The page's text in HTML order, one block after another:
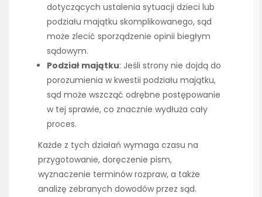
dotyczących ustalenia sytuacji dzieci lub
podziału majątku skomplikowanego, sąd
może zlecić sporządzenie opinii biegłym
sądowym.
Podział majątku: Jeśli strony nie dojdą do
porozumienia w kwestii podziału majątku,
sąd może wszcząć odrębne postępowanie
w tej sprawie, co znacznie wydłuża cały
proces.
Każde z tych działań wymaga czasu na
przygotowanie, doręczenie pism,
wyznaczenie terminów rozpraw, a także
analizę zebranych dowodów przez sąd.